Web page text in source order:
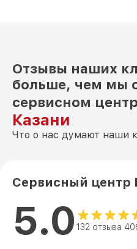
Отзывы наших
больше, чем мы
сервисном
Казани
Что о нас думают наши
Сервисный центр
5.0 132 отзыва